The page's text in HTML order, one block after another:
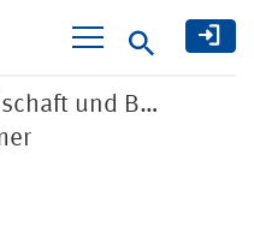
Suche
und B…